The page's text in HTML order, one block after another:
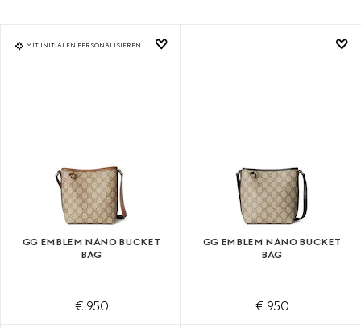
MIT INITIALEN PERSONALISIEREN
GG EMBLEM NANO BUCKET
BAG
€ 950
GG EMBLEM NANO BUCKET
BAG
€ 950